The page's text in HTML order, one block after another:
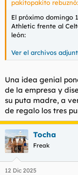
pakitopakito rebuznó:
El próximo domingo
Athletic frente al
león:
Ver el archivos
Una idea genial
de la empresa y
su puta madre, a
de regalo los tres
Tocha
Freak
12 Dic 2025